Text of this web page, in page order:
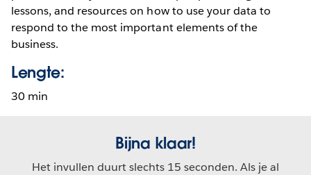
lessons, and resources on how to use your data to
respond to the most important elements of the
business.
Lengte:
30 min
Bijna klaar!
Het invullen duurt slechts 15 seconden. Als je al